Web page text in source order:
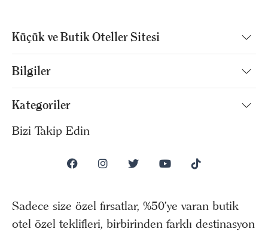
Küçük ve Butik Oteller Sitesi
Bilgiler
Kategoriler
Bizi Takip Edin
Sadece size özel fırsatlar, %50’ye varan butik
otel özel teklifleri, birbirinden farklı destinasyon